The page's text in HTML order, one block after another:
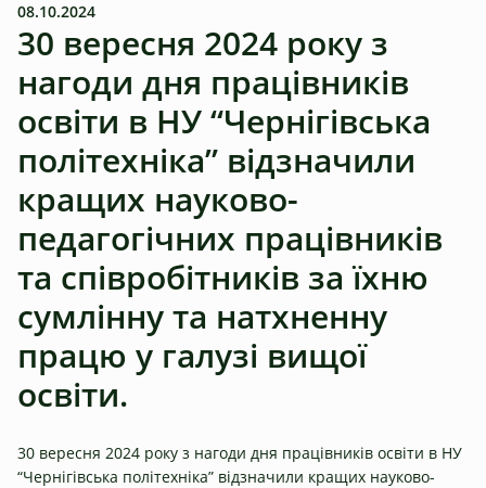
08.10.2024
30 вересня 2024 року з
нагоди дня працівників
освіти в НУ “Чернігівська
політехніка” відзначили
кращих науково-
педагогічних працівників
та співробітників за їхню
сумлінну та натхненну
працю у галузі вищої
освіти.
30 вересня 2024 року з нагоди дня працівників освіти в НУ
“Чернігівська політехніка” відзначили кращих науково-